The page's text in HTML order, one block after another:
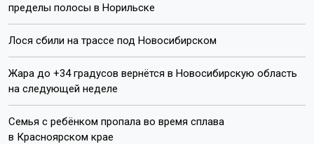
пределы полосы в Норильске
Лося сбили на трассе под Новосибирском
Жара до +34 градусов вернётся в Новосибирскую область
на следующей неделе
Семья с ребёнком пропала во время сплава
в Красноярском крае